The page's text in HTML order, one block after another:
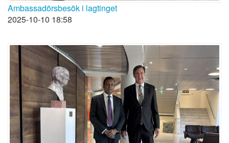
Ambassadörsbesök i lagtinget
2025-10-10 18:58